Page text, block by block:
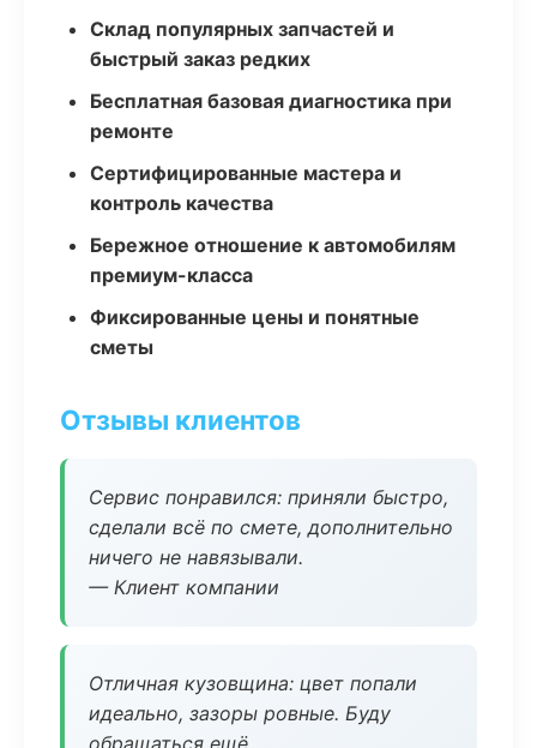
Склад популярных запчастей и
быстрый заказ редких
Бесплатная базовая диагностика при
ремонте
Сертифицированные мастера и
контроль качества
Бережное отношение к автомобилям
премиум-класса
Фиксированные цены и понятные
сметы
Отзывы клиентов
Сервис понравился: приняли быстро,
сделали всё по смете, дополнительно
ничего не навязывали.
— Клиент компании
Отличная кузовщина: цвет попали
идеально, зазоры ровные. Буду
обращаться ещё.